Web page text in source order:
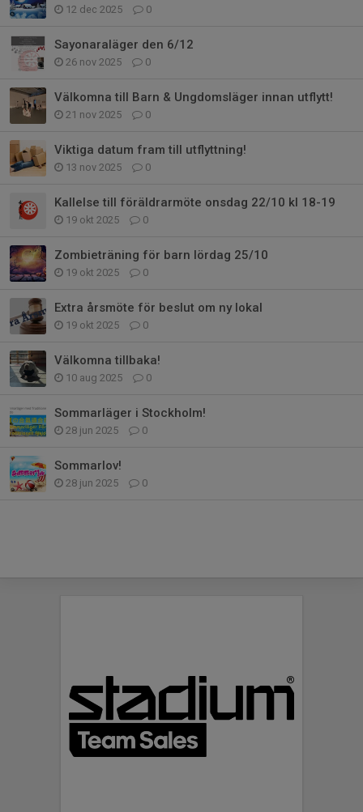
12 dec 2025 0
Sayonaraläger den 6/12
26 nov 2025 0
Välkomna till Barn & Ungdomsläger innan utflytt!
21 nov 2025 0
Viktiga datum fram till utflyttning!
13 nov 2025 0
Kallelse till föräldrarmöte onsdag 22/10 kl 18-19
19 okt 2025 0
Zombieträning för barn lördag 25/10
19 okt 2025 0
Extra årsmöte för beslut om ny lokal
19 okt 2025 0
Välkomna tillbaka!
10 aug 2025 0
Sommarläger i Stockholm!
28 jun 2025 0
Sommarlov!
28 jun 2025 0